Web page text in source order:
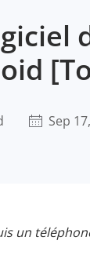
Sep
un